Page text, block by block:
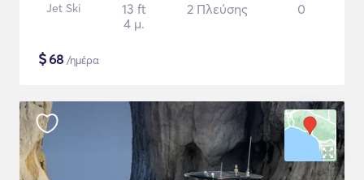
Jet Ski
13 ft
4 μ.
2 Πλεύσης 0
$68 /ημέρα